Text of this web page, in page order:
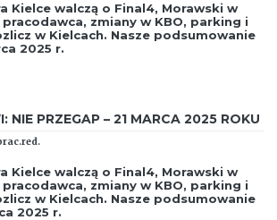
Kielce walczą o Final4, Morawski w
zmiany w KBO, parking i
w Kielcach. Nasze podsumowanie
2025 r.
NIE PRZEGAP – 21 MARCA 2025 ROKU
Kielce walczą o Final4, Morawski w
zmiany w KBO, parking i
w Kielcach. Nasze podsumowanie
2025 r.